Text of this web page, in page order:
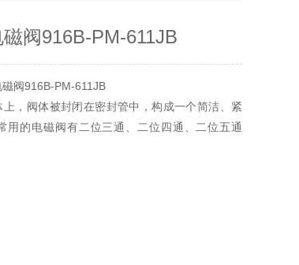
阀916B-PM-611JB
阀916B-PM-611JB
，阀体被封闭在密封管中，构成一个简洁、紧
用的电磁阀有二位三通、二位四通、二位五通